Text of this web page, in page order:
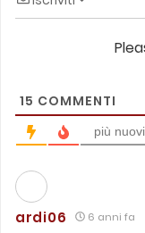
15 COMMENTI
più nuovi
ardi06 6 anni fa